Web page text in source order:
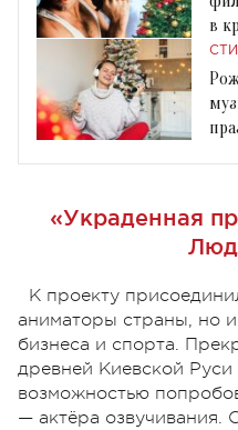
в
«Украденная
К проекту
аниматоры страны, но
бизнеса и спорта.
древней Киевской Руси
возможностью
— актёра озвучивания.